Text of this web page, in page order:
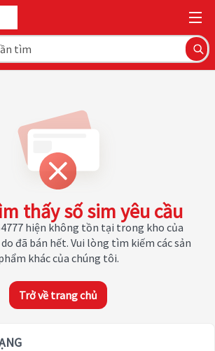
thấy số sim yêu cầu
hiện không tồn tại trong kho của
đã bán hết. Vui lòng tìm kiếm các sản
khác của chúng tôi.
Trở về trang chủ